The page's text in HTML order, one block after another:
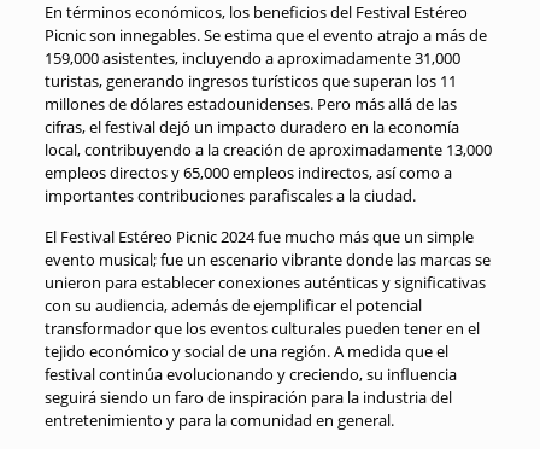
En términos económicos, los beneficios del Festival Estéreo
Picnic son innegables. Se estima que el evento atrajo a más de
159,000 asistentes, incluyendo a aproximadamente 31,000
turistas, generando ingresos turísticos que superan los 11
millones de dólares estadounidenses. Pero más allá de las
cifras, el festival dejó un impacto duradero en la economía
local, contribuyendo a la creación de aproximadamente 13,000
empleos directos y 65,000 empleos indirectos, así como a
importantes contribuciones parafiscales a la ciudad.
El Festival Estéreo Picnic 2024 fue mucho más que un simple
evento musical; fue un escenario vibrante donde las marcas se
unieron para establecer conexiones auténticas y significativas
con su audiencia, además de ejemplificar el potencial
transformador que los eventos culturales pueden tener en el
tejido económico y social de una región. A medida que el
festival continúa evolucionando y creciendo, su influencia
seguirá siendo un faro de inspiración para la industria del
entretenimiento y para la comunidad en general.